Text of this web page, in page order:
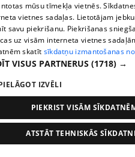
pirms 2 nedēļām, 6 dienām
mūsu tīmekļa vietnēs.
vietnes sadaļas. Lietotājam
savu piekrišanu. Piekrišanas
uz visām interneta vietnes
skatīt sīkdatņu izmantošanas
VISUS PARTNERUS (1718) →
IZVĒLI
PIEKRIST VISĀM
ATSTĀT TEHNISKĀS